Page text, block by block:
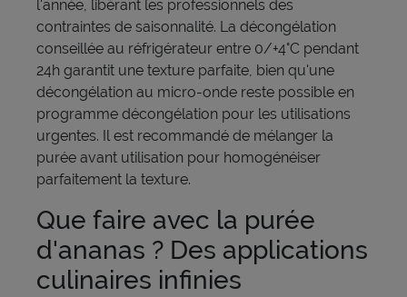
l'année, libérant les professionnels des
contraintes de saisonnalité. La décongélation
conseillée au réfrigérateur entre 0/+4°C pendant
24h garantit une texture parfaite, bien qu'une
décongélation au micro-onde reste possible en
programme décongélation pour les utilisations
urgentes. Il est recommandé de mélanger la
purée avant utilisation pour homogénéiser
parfaitement la texture.
Que faire avec la purée
d'ananas ? Des applications
culinaires infinies